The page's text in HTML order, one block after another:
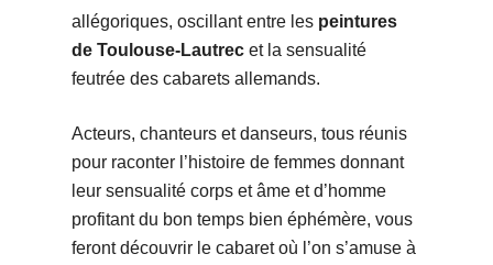
allégoriques, oscillant entre lespeintures
de Toulouse-Lautrec et la sensualité
feutrée des cabarets allemands.
Acteurs, chanteurs et danseurs, tous réunis
pour raconter l’histoire de femmes donnant
leur sensualité corps et âme et d’homme
profitant du bon temps bien éphémère, vous
feront découvrir le cabaret où l’on s’amuse à